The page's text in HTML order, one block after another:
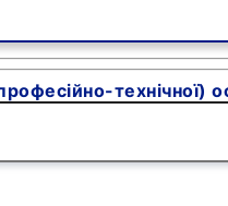
технічної)